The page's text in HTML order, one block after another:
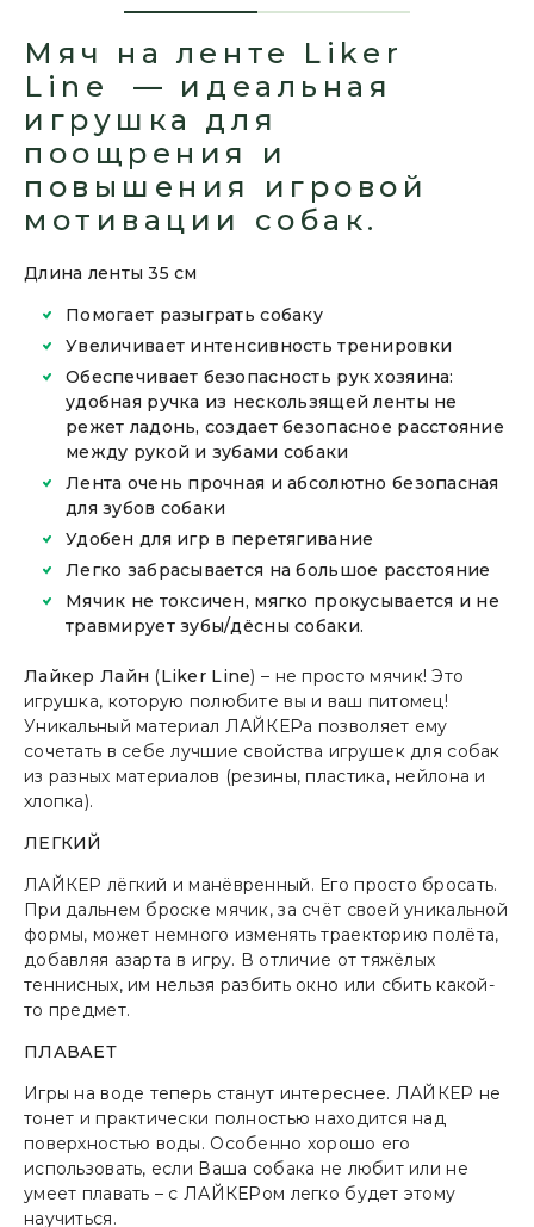
Мяч на ленте Liker
Line — идеальная
игрушка для
поощрения и
повышения игровой
мотивации собак.
Длина ленты 35 см
Помогает разыграть собаку
Увеличивает интенсивность тренировки
Обеспечивает безопасность рук хозяина:
удобная ручка из нескользящей ленты не
режет ладонь, создает безопасное расстояние
между рукой и зубами собаки
Лента очень прочная и абсолютно безопасная
для зубов собаки
Удобен для игр в перетягивание
Легко забрасывается на большое расстояние
Мячик не токсичен, мягко прокусывается и не
травмирует зубы/дёсны собаки.
Лайкер Лайн (Liker Line) – не просто мячик! Это
игрушка, которую полюбите вы и ваш питомец!
Уникальный материал ЛАЙКЕРа позволяет ему
сочетать в себе лучшие свойства игрушек для собак
из разных материалов (резины, пластика, нейлона и
хлопка).
ЛЕГКИЙ
ЛАЙКЕР лёгкий и манёвренный. Его просто бросать.
При дальнем броске мячик, за счёт своей уникальной
формы, может немного изменять траекторию полёта,
добавляя азарта в игру. В отличие от тяжёлых
теннисных, им нельзя разбить окно или сбить какой-
то предмет.
ПЛАВАЕТ
Игры на воде теперь станут интереснее. ЛАЙКЕР не
тонет и практически полностью находится над
поверхностью воды. Особенно хорошо его
использовать, если Ваша собака не любит или не
умеет плавать – с ЛАЙКЕРом легко будет этому
научиться.